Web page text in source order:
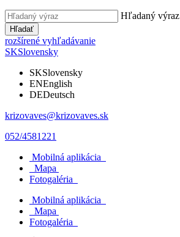
Hľadaný výraz
Hľadať
rozšírené vyhľadávanie
SKSlovensky
SKSlovensky
ENEnglish
DEDeutsch
krizovaves@krizovaves.sk
052/4581221
Mobilná aplikácia
Mapa
Fotogaléria
Mobilná aplikácia
Mapa
Fotogaléria